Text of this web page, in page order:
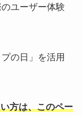
ユーザー体験
の日」を活用
方は、このペー